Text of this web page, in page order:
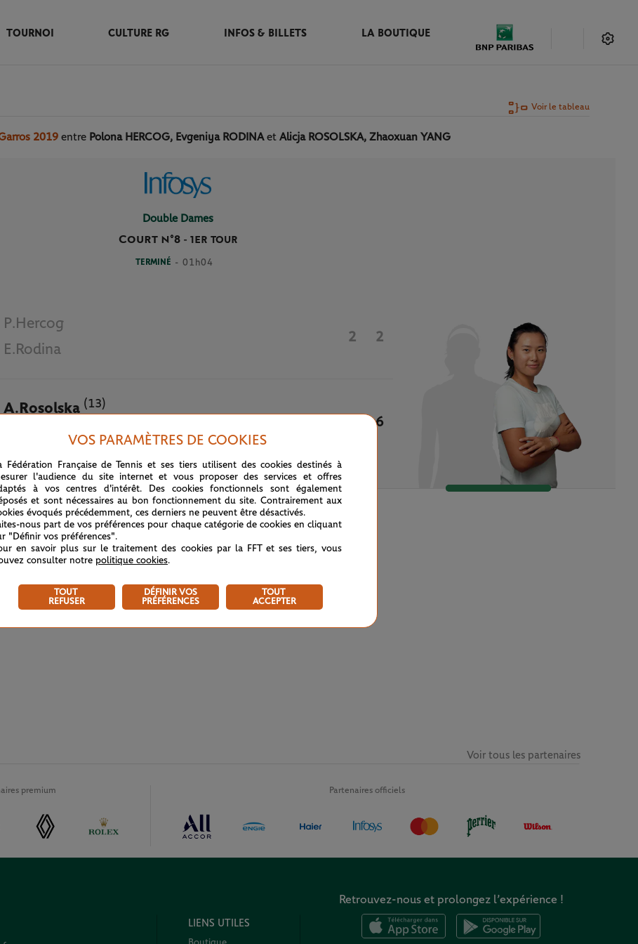
TOURNOI CULTURE RG INFOS & BILLETS LA BOUTIQUE
Voir le tableau
2019 entre Polona HERCOG, Evgeniya RODINA et Alicja ROSOLSKA, Zhaoxuan YANG
Double Dames
Court n°8- 1ER TOUR
TERMINÉ - 01h04
P.Hercog
E.Rodina
2 2
A.Rosolska (13)
6
30 MAI 2019
premium Partenaires officiels
Voir tous les partenaires
LIENS UTILES
Retrouvez-nous et prolongez l’expérience !
VOS PARAMÈTRES DE COOKIES
Fédération Française de Tennis et ses tiers utilisent des cookies destinés à
l'audience du site internet et vous proposer des services et offres
à vos centres d'intérêt. Des cookies fonctionnels sont également
et sont nécessaires au bon fonctionnement du site. Contrairement aux
évoqués précédemment, ces derniers ne peuvent être désactivés.
nous part de vos préférences pour chaque catégorie de cookies en cliquant
"Définir vos préférences".
en savoir plus sur le traitement des cookies par la FFT et ses tiers, vous
consulter notre politique cookies.
TOUT
REFUSER
DÉFINIR VOS
PRÉFÉRENCES
TOUT
ACCEPTER